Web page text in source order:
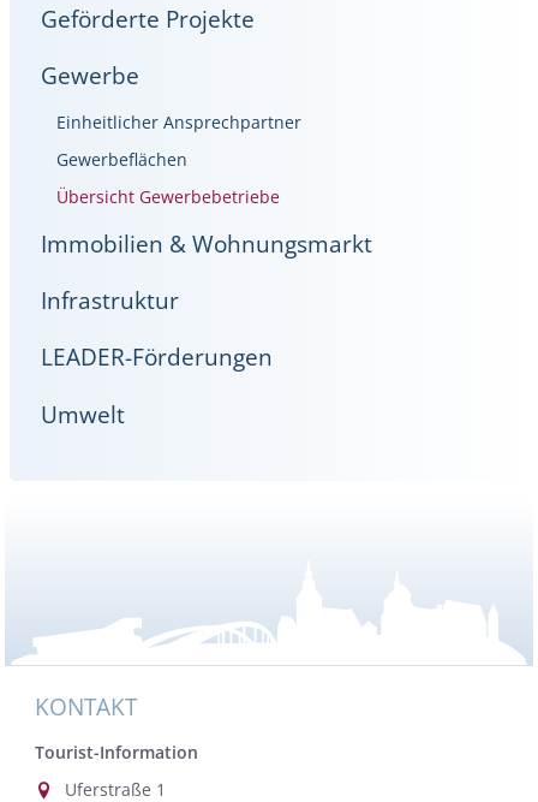
Geförderte Projekte
Gewerbe
Einheitlicher Ansprechpartner
Gewerbeflächen
Übersicht Gewerbebetriebe
Immobilien & Wohnungsmarkt
Infrastruktur
LEADER-Förderungen
Umwelt
KONTAKT
Tourist-Information
Uferstraße 1